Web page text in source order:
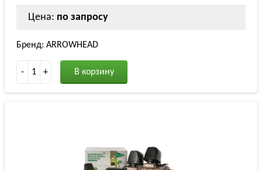
Цена: по запросу
Бренд: ARROWHEAD
- 1 + В корзину